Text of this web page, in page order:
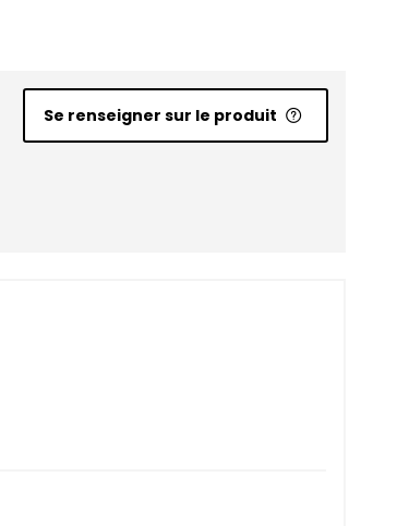
Se renseigner sur le produit